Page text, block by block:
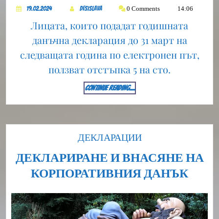
19.02.2024
19.02.2024
DesiSlava
DesiSlava
0 Comments 14:06
Лицата, които подадат годишната
данъчна декларация до 31 март на
следващата година по електронен път,
ползват отстъпка 5 на сто.
CONTINUE READING....CONTINUE
ДЕКЛАРАЦИИCategory
ДЕКЛАРИРАНЕ И ВНАСЯНЕ НА
КОРПОРАТИВНИЯ ДАНЪК
НА